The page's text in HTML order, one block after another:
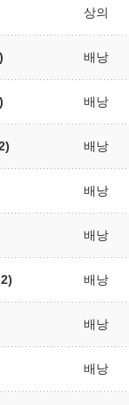
상의
배낭
배낭
배낭
배낭
배낭
배낭
배낭
배낭